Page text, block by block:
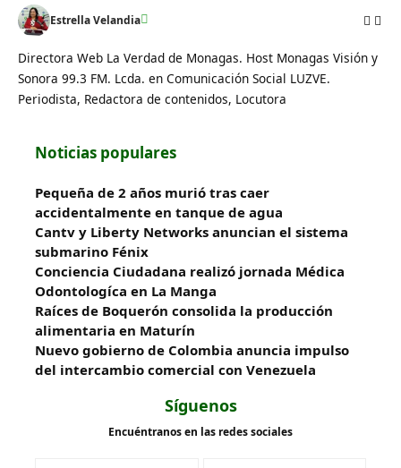
Estrella Velandia
Directora Web La Verdad de Monagas. Host Monagas Visión y
Sonora 99.3 FM. Lcda. en Comunicación Social LUZVE.
Periodista, Redactora de contenidos, Locutora
Noticias populares
Pequeña de 2 años murió tras caer
accidentalmente en tanque de agua
Cantv y Liberty Networks anuncian el sistema
submarino Fénix
Conciencia Ciudadana realizó jornada Médica
Odontologíca en La Manga
Raíces de Boquerón consolida la producción
alimentaria en Maturín
Nuevo gobierno de Colombia anuncia impulso
del intercambio comercial con Venezuela
Síguenos
Encuéntranos en las redes sociales